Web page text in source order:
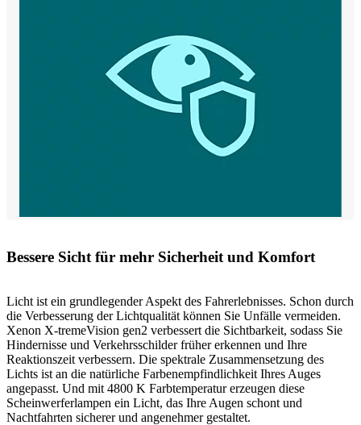
Bessere Sicht für mehr Sicherheit und Komfort
Licht ist ein grundlegender Aspekt des Fahrerlebnisses. Schon durch
die Verbesserung der Lichtqualität können Sie Unfälle vermeiden.
Xenon X-tremeVision gen2 verbessert die Sichtbarkeit, sodass Sie
Hindernisse und Verkehrsschilder früher erkennen und Ihre
Reaktionszeit verbessern. Die spektrale Zusammensetzung des
Lichts ist an die natürliche Farbenempfindlichkeit Ihres Auges
angepasst. Und mit 4800 K Farbtemperatur erzeugen diese
Scheinwerferlampen ein Licht, das Ihre Augen schont und
Nachtfahrten sicherer und angenehmer gestaltet.